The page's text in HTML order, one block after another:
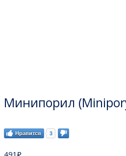
Минипорил
Нравится 3
491 ₽